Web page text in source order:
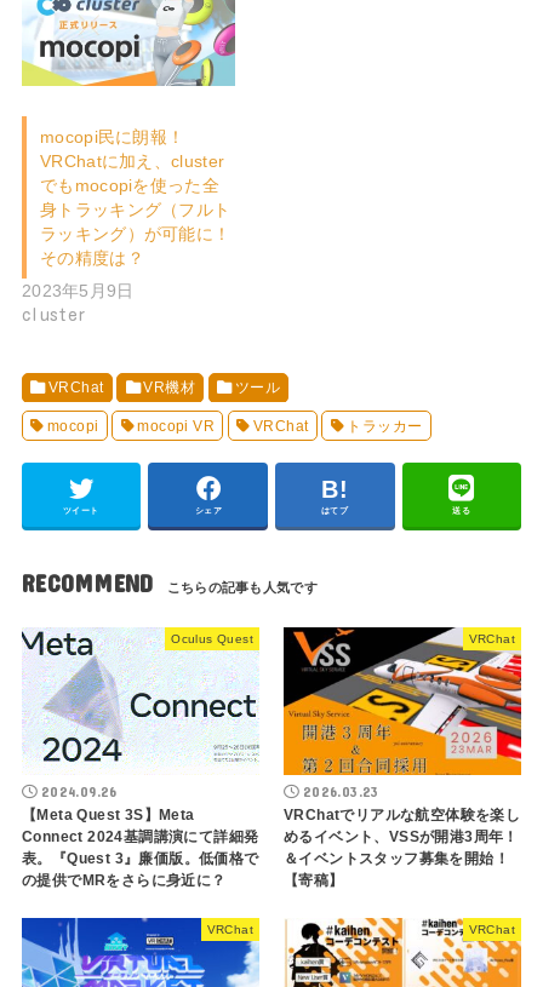
mocopi民に朗報！
VRChatに加え、cluster
でもmocopiを使った全
身トラッキング（フルト
ラッキング）が可能に！
その精度は？
2023年5月9日
cluster
VRChat VR機材 ツール
mocopi mocopi VR VRChat トラッカー
ツイート シェア はてブ 送る
RECOMMEND
Oculus Quest
2024.09.26
【Meta Quest 3S】Meta
Connect 2024基調講演にて詳細発
表。『Quest 3』廉価版。低価格で
の提供でMRをさらに身近に？
VRChat
2026.03.23
VRChatでリアルな航空体験を楽し
めるイベント、VSSが開港3周年！
＆イベントスタッフ募集を開始！
【寄稿】
VRChat VRChat